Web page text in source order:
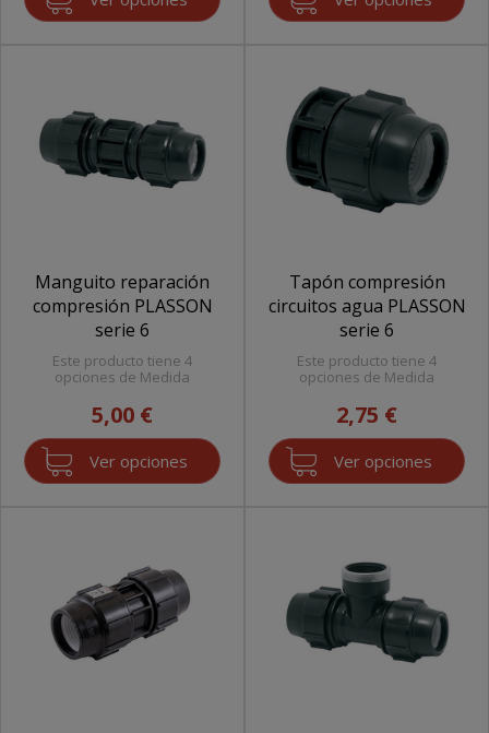
Manguito reparación
compresión PLASSON
serie 6
Este producto tiene 4
opciones de Medida
5,00 €
Ver opciones
Tapón compresión
circuitos agua PLASSON
serie 6
Este producto tiene 4
opciones de Medida
2,75 €
Ver opciones